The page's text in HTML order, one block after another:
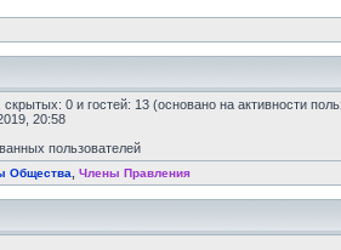
скрытых: 0 и гостей: 13 (основано на активности
20:58
пользователей
Общества Члены Правления